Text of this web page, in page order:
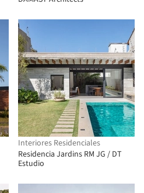
Interiores Residenciales
Residencia Jardins RM JG / DT
Estudio